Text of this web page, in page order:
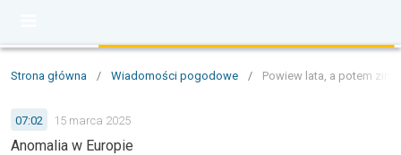
Strona główna / Wiadomości pogodowe / Powiew lata, a potem zima
07:02 15 marca 2025
Anomalia w Europie